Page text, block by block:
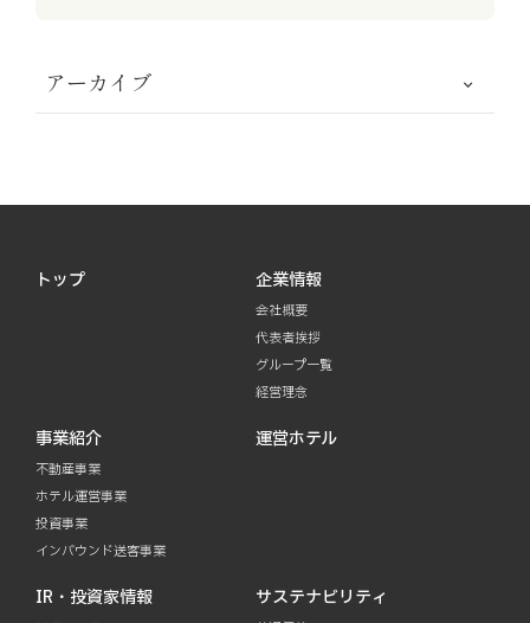
アーカイブ
トップ 企業情報
会社概要
代表者挨拶
グループ一覧
経営理念
事業紹介
不動産事業
ホテル運営事業
投資事業
インバウンド送客事業
運営ホテル
IR・投資家情報 サステナビリティ